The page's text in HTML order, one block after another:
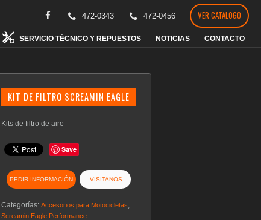
472-0343 472-0456 VER CATALOGO
SERVICIO TÉCNICO Y REPUESTOS NOTICIAS CONTACTO
KIT DE FILTRO SCREAMIN EAGLE
Kits de filtro de aire
Save
PEDIR INFORMACIÓN VISITANOS
Categorías: Accesorios para Motocicletas
Screamin Eagle Performance